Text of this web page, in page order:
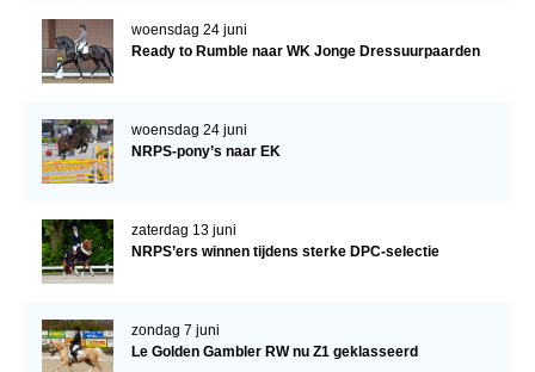
woensdag 24 juni
Ready to Rumble naar WK Jonge Dressuurpaarden
woensdag 24 juni
NRPS-pony’s naar EK
zaterdag 13 juni
NRPS’ers winnen tijdens sterke DPC-selectie
zondag 7 juni
Le Golden Gambler RW nu Z1 geklasseerd